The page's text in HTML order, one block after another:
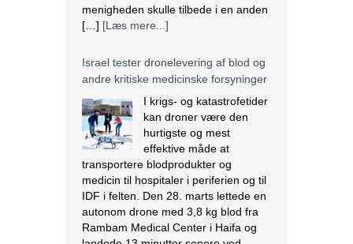
kan droner være den
hurtigste og mest
transportere blodprodukter og
medicin til hospitaler i periferien og til
IDF i felten. Den 28. marts lettede en
autonom drone med 3,8 kg blod fra
Rambam Medical Center i Haifa og
landede 13 minutter senere ved
Galilee Medical Center i Nahariya,
[…][Læs mere...]
Den nigerianske regering ser væk,
mens landbrug fortsætter med at
blive ødelagt